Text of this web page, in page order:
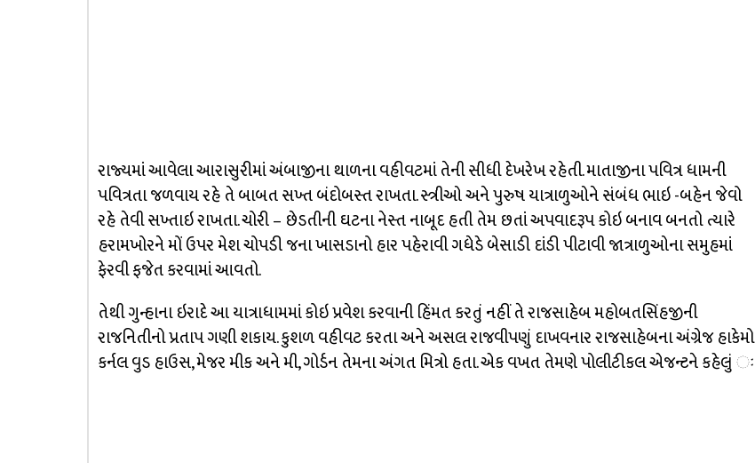
રાજ્યમાં આવેલા આરાસુરીમાં અંબાજીના થાળના વહીવટમાં તેની સીધી દેખરેખ રહેતી. માતાજીના પવિત્ર ધામની
પવિત્રતા જળવાય રહે તે બાબત સખ્ત બંદોબસ્ત રાખતા. સ્ત્રીઓ અને પુરુષ યાત્રાળુઓને સંબંધ ભાઇ -બહેન જેવો
રહે તેવી સખ્તાઇ રાખતા. ચોરી – છેડતીની ઘટના નેસ્ત નાબૂદ હતી તેમ છતાં અપવાદરૂપ કોઇ બનાવ બનતો ત્યારે
હરામખોરને મોં ઉપર મેશ ચોપડી જના ખાસડાનો હાર પહેરાવી ગધેડે બેસાડી દાંડી પીટાવી જાત્રાળુઓના સમુહમાં
ફેરવી ફજેત કરવામાં આવતો.
તેથી ગુન્હાના ઇરાદે આ યાત્રાધામમાં કોઇ પ્રવેશ કરવાની હિંમત કરતું નહીં તે રાજસાહેબ મહોબતસિંહજીની
રાજનિતીનો પ્રતાપ ગણી શકાય. કુશળ વહીવટ કરતા અને અસલ રાજવીપણું દાખવનાર રાજસાહેબના અંગ્રેજ હાકેમો
કર્નલ વુડ હાઉસ, મેજર મીક અને મી, ગોર્ડન તેમના અંગત મિત્રો હતા. એક વખત તેમણે પોલીટીકલ એજન્ટને કહેલું ઃ